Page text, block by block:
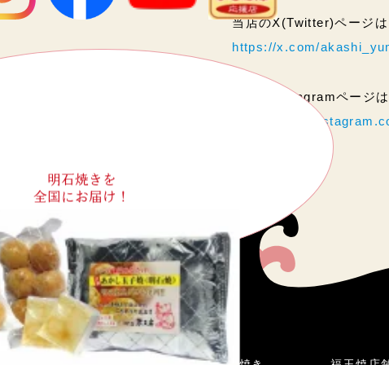
明石焼きを
全国にお届け！
当店のX(Twitter)ページは
https://x.com/
当店のInstagramページ
https://